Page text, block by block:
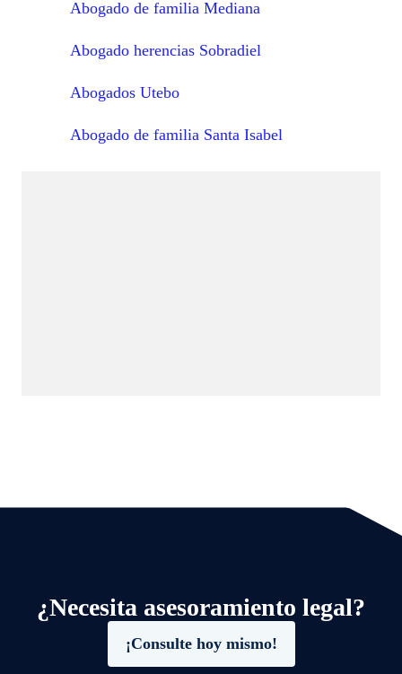
Abogado de familia Mediana
Abogado herencias Sobradiel
Abogados Utebo
Abogado de familia Santa Isabel
¿Necesita asesoramiento legal?
¡Consulte hoy mismo!